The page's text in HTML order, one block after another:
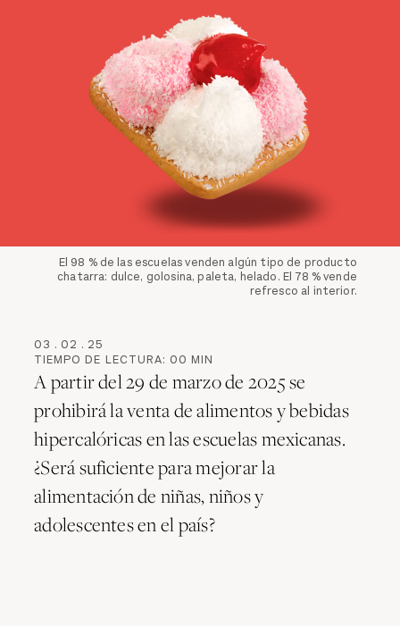
El 98 % de las escuelas venden algún tipo de producto
chatarra: dulce, golosina, paleta, helado. El 78 % vende
refresco al interior.
03 . 02 . 25
TIEMPO DE LECTURA: 00 MIN
A partir del 29 de marzo de 2025 se
prohibirá la venta de alimentos y bebidas
hipercalóricas en las escuelas mexicanas.
¿Será suficiente para mejorar la
alimentación de niñas, niños y
adolescentes en el país?